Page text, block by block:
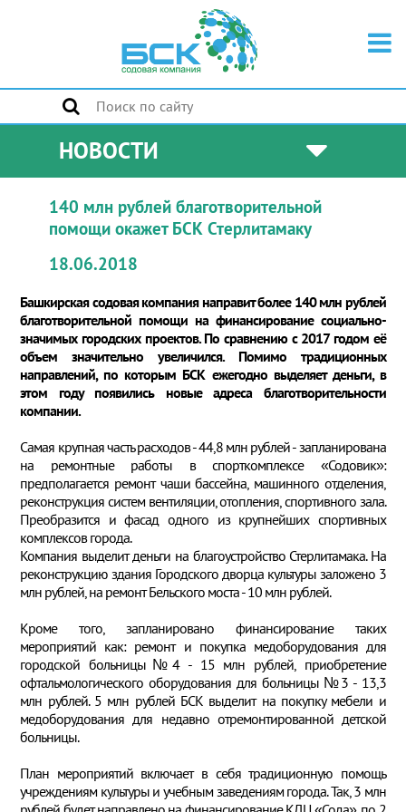
НОВОСТИ
140 млн рублей благотворительной
помощи окажет БСК Стерлитамаку
18.06.2018
Башкирская содовая компания направит более 140 млн рублей
благотворительной помощи на финансирование социально-
значимых городских проектов. По сравнению с 2017 годом её
объем значительно увеличился. Помимо традиционных
направлений, по которым БСК ежегодно выделяет деньги, в
этом году появились новые адреса благотворительности
компании.
Самая крупная часть расходов - 44,8 млн рублей - запланирована
на ремонтные работы в спорткомплексе «Содовик»:
предполагается ремонт чаши бассейна, машинного отделения,
реконструкция систем вентиляции, отопления, спортивного зала.
Преобразится и фасад одного из крупнейших спортивных
комплексов города.
Компания выделит деньги на благоустройство Стерлитамака. На
реконструкцию здания Городского дворца культуры заложено 3
млн рублей, на ремонт Бельского моста - 10 млн рублей.
Кроме того, запланировано финансирование таких
мероприятий как: ремонт и покупка медоборудования для
городской больницы№4 - 15 млн рублей, приобретение
офтальмологического оборудования для больницы №3 - 13,3
млн рублей. 5 млн рублей БСК выделит на покупку мебели и
медоборудования для недавно отремонтированной детской
больницы.
План мероприятий включает в себя традиционную помощь
учреждениям культуры и учебным заведениям города. Так, 3 млн